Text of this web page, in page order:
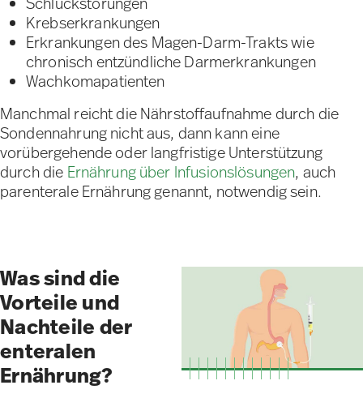
Krebserkrankungen
Erkrankungen des Magen-Darm-Trakts wie
chronisch entzündliche Darmerkrankungen
Wachkomapatienten
Manchmal reicht die Nährstoffaufnahme durch die
Sondennahrung nicht aus, dann kann eine
vorübergehende oder langfristige Unterstützung
durch die Ernährung über Infusionslösungen, auch
parenterale Ernährung genannt, notwendig sein.
Was sind die
Vorteile und
Nachteile der
enteralen
Ernährung?